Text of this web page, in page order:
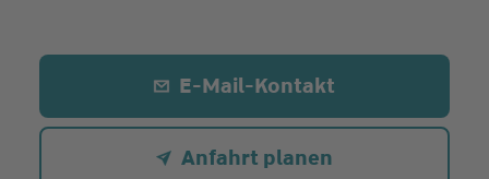
E-Mail-Kontakt
Anfahrt planen